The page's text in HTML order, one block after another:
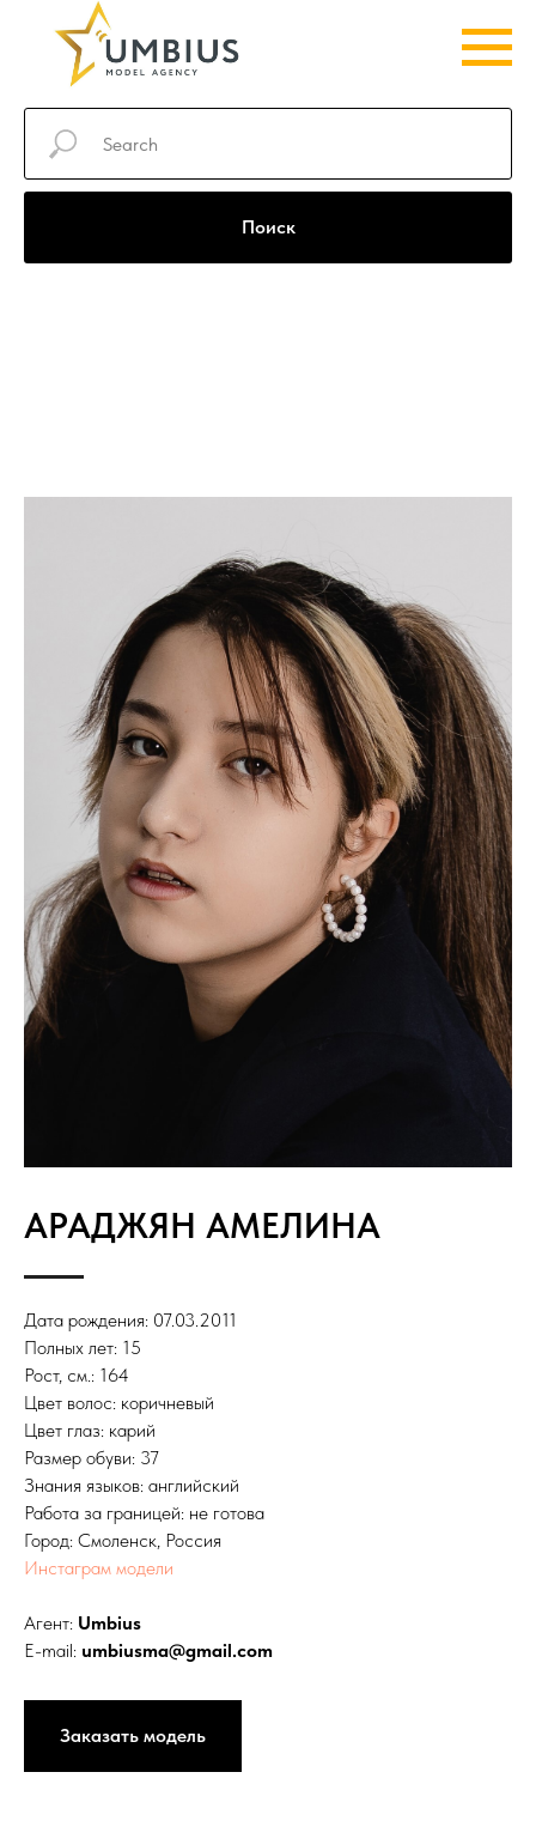
Поиск
АРАДЖЯН АМЕЛИНА
Дата рождения: 07.03.2011
Полных лет: 15
Рост, см.: 164
Цвет волос: коричневый
Цвет глаз: карий
Размер обуви: 37
Знания языков: английский
Работа за границей: не готова
Город: Смоленск, Россия
Инстаграм модели
Агент: Umbius
E-mail: umbiusma@gmail.com
Заказать модель